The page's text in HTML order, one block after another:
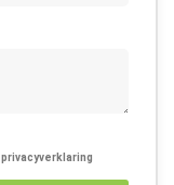
privacyverklaring